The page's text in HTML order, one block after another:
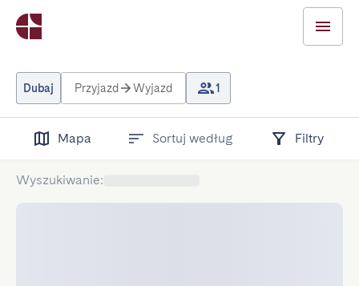
Dubaj Przyjazd Wyjazd 1
Mapa Sortuj według Filtry
Wyszukiwanie: